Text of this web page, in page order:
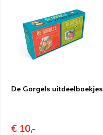
De Gorgels uitdeelboekjes
€ 10,-